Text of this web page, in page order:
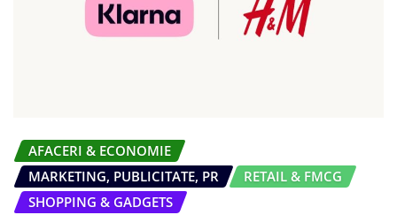
AFACERI & ECONOMIE
MARKETING, PUBLICITATE, PR
RETAIL & FMCG
SHOPPING & GADGETS